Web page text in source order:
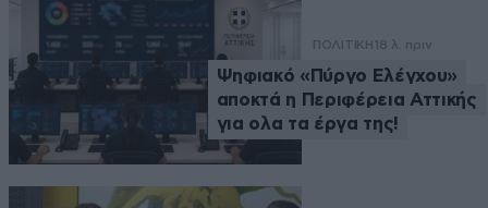
ΠΟΛΙΤΙΚΗ 18 λ. πριν
Ψηφιακό «Πύργο Ελέγχου»
αποκτά η Περιφέρεια Αττικής
για ολα τα έργα της!